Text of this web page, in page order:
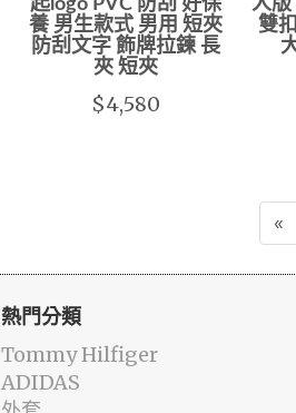
起logo PVC 防刮 好保
養 男生款式 男用 短夾
防刮文字 飾牌拉鍊 長
夾 短夾
$4,580
人版
雙
«
熱門分類
Tommy Hilfiger
ADIDAS